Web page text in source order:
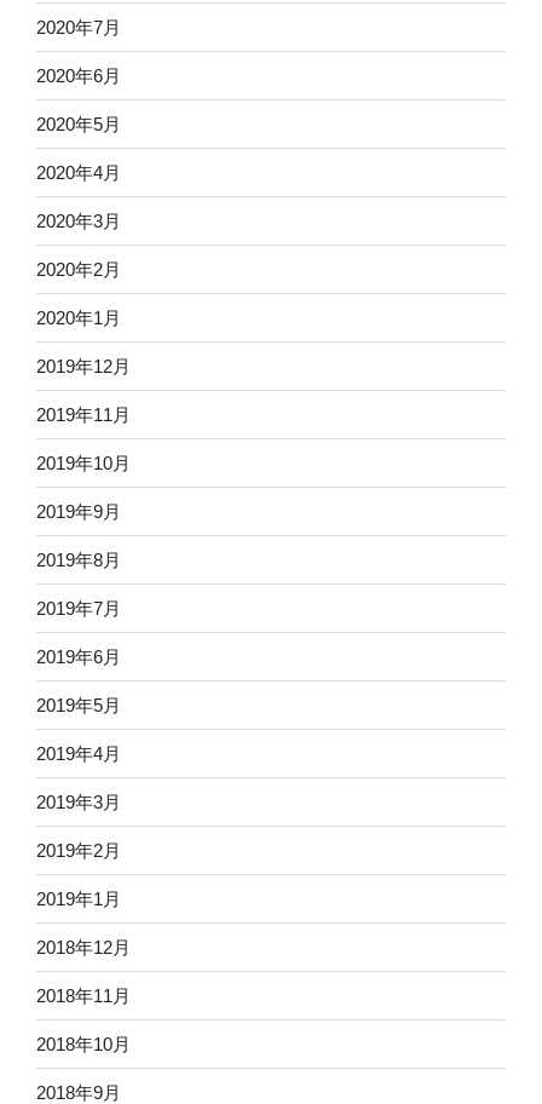
2020年7月
2020年6月
2020年5月
2020年4月
2020年3月
2020年2月
2020年1月
2019年12月
2019年11月
2019年10月
2019年9月
2019年8月
2019年7月
2019年6月
2019年5月
2019年4月
2019年3月
2019年2月
2019年1月
2018年12月
2018年11月
2018年10月
2018年9月